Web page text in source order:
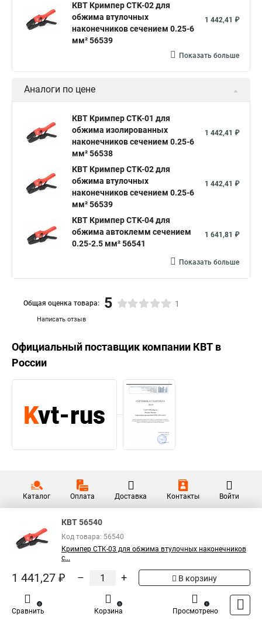
КВТ Кримпер CTK-02 для
обжима втулочных
наконечников сечением 0.25-6
мм² 56539
1 442,41 ₽
Показать больше
Аналоги по цене
КВТ Кримпер CTK-01 для
обжима изолированных
наконечников сечением 0.25-6
мм² 56538
1 442,41 ₽
КВТ Кримпер CTK-02 для
обжима втулочных
наконечников сечением 0.25-6
мм² 56539
1 442,41 ₽
КВТ Кримпер CTK-04 для
обжима автоклемм сечением
0.25-2.5 мм² 56541
1 641,81 ₽
Показать больше
Написать отзыв
Общая оценка товара: 5 1
Официальный поставщик компании КВТ в
России
Каталог Оплата Доставка Контакты Войти
КВТ 56540
Код товара: 56540
Кримпер CTK-03 для обжима втулочных наконечников
с...
1 441,27 ₽ – + В корзину
Сравнить
0
Корзина
0
Просмотрено
1